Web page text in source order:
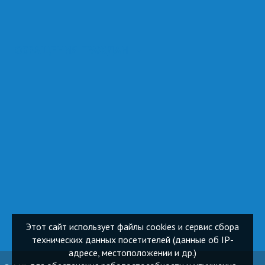
Этот сайт использует файлы cookies и сервис сбора
технических данных посетителей (данные об IP-
адресе, местоположении и др.)